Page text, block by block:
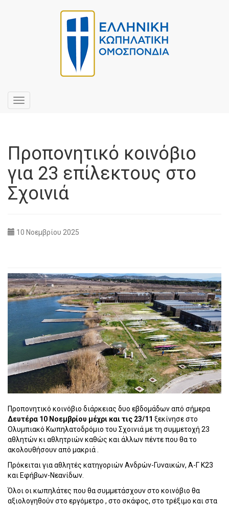
Toggle
navigation
Προπονητικό κοινόβιο
για 23 επίλεκτους στο
Σχοινιά
10 Νοεμβρίου 2025
Προπονητικό κοινόβιο διάρκειας δυο εβδομάδων από σήμερα
Δευτέρα 10 Νοεμβρίου μέχρι και τις 23/11 ξεκίνησε στο
Ολυμπιακό Κωπηλατοδρόμιο του Σχοινιά με τη συμμετοχή 23
αθλητών κι αθλητριών καθώς και άλλων πέντε που θα το
ακολουθήσουν από μακριά .
Πρόκειται για αθλητές κατηγοριών Ανδρών-Γυναικών, Α-Γ Κ23
και Εφήβων-Νεανίδων.
Όλοι οι κωπηλάτες που θα συμμετάσχουν στο κοινόβιο θα
αξιολογηθούν στο εργόμετρο , στο σκάφος, στο τρέξιμο και στα